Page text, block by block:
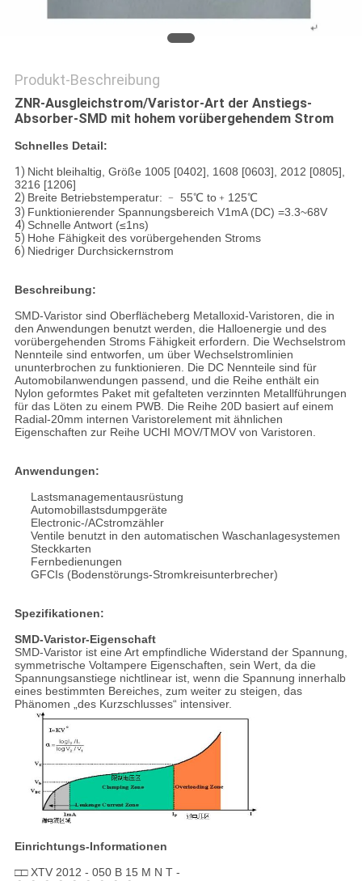
Produkt-Beschreibung
ZNR-Ausgleichstrom/Varistor-Art der Anstiegs-
Absorber-SMD mit hohem vorübergehendem Strom
Schnelles Detail:
1) Nicht bleihaltig, Größe 1005 [0402], 1608 [0603], 2012 [0805],
3216 [1206]
2) Breite Betriebstemperatur: ﹣ 55℃ to﹢125℃
3) Funktionierender Spannungsbereich V1mA (DC) =3.3~68V
4) Schnelle Antwort (≤1ns)
5) Hohe Fähigkeit des vorübergehenden Stroms
6) Niedriger Durchsickernstrom
Beschreibung:
SMD-Varistor sind Oberflächeberg Metalloxid-Varistoren, die in
den Anwendungen benutzt werden, die Halloenergie und des
vorübergehenden Stroms Fähigkeit erfordern. Die Wechselstrom
Nennteile sind entworfen, um über Wechselstromlinien
ununterbrochen zu funktionieren. Die DC Nennteile sind für
Automobilanwendungen passend, und die Reihe enthält ein
Nylon geformtes Paket mit gefalteten verzinnten Metallführungen
für das Löten zu einem PWB. Die Reihe 20D basiert auf einem
Radial-20mm internen Varistorelement mit ähnlichen
Eigenschaften zur Reihe UCHI MOV/TMOV von Varistoren.
Anwendungen:
Lastsmanagementausrüstung
Automobillastsdumpgeräte
Electronic-/ACstromzähler
Ventile benutzt in den automatischen Waschanlagesystemen
Steckkarten
Fernbedienungen
GFCIs (Bodenstörungs-Stromkreisunterbrecher)
Spezifikationen:
SMD-Varistor-Eigenschaft
SMD-Varistor ist eine Art empfindliche Widerstand der Spannung,
symmetrische Voltampere Eigenschaften, sein Wert, da die
Spannungsanstiege nichtlinear ist, wenn die Spannung innerhalb
eines bestimmten Bereiches, zum weiter zu steigen, das
Phänomen „des Kurzschlusses“ intensiver.
Einrichtungs-Informationen
□□ XTV 2012 - 050 B 15 M N T -